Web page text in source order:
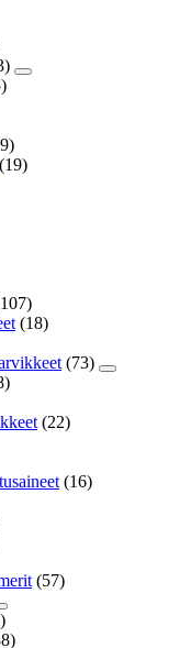
(19)
(18)
(73)
(22)
(16)
(57)